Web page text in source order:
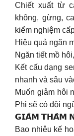
Chiết xuất từ
không, gừng,
kiểm nghiệm
Hiệu quả ngăn
Ngăn tiết mồ
Kết cấu dạng
nhanh và sâu
Muốn giảm hôi
Phi sẽ có đội
𝗚𝗜𝗔̉𝗠 𝗧𝗛𝗔̂𝗠
Bao nhiêu kế